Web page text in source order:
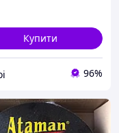
Купити
96%